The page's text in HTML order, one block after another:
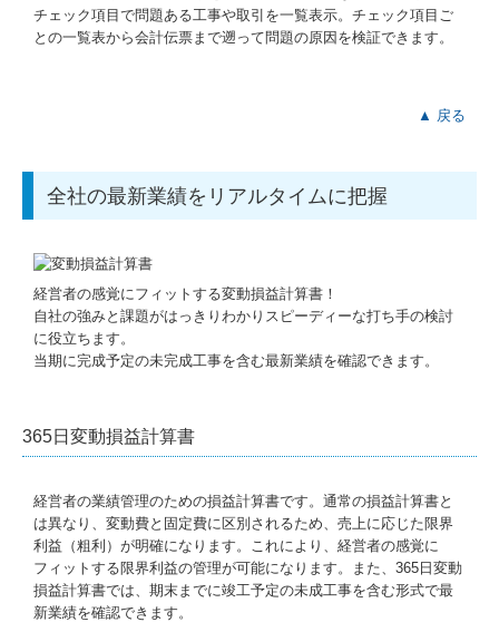
チェック項目で問題ある工事や取引を一覧表示。チェック項目ご
との一覧表から会計伝票まで遡って問題の原因を検証できます。
▲ 戻る
全社の最新業績をリアルタイムに把握
経営者の感覚にフィットする変動損益計算書！
自社の強みと課題がはっきりわかりスピーディーな打ち手の検討
に役立ちます。
当期に完成予定の未完成工事を含む最新業績を確認できます。
365日変動損益計算書
経営者の業績管理のための損益計算書です。通常の損益計算書と
は異なり、変動費と固定費に区別されるため、売上に応じた限界
利益（粗利）が明確になります。これにより、経営者の感覚に
フィットする限界利益の管理が可能になります。また、365日変動
損益計算書では、期末までに竣工予定の未成工事を含む形式で最
新業績を確認できます。